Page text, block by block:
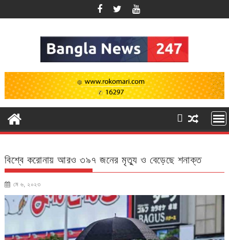
to
বিশ্বে করোনায় আরও ৩৯৭ জনের মৃত্যু ও বেড়েছে শনাক্ত
মে ৬, ২০২৩